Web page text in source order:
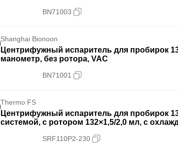
BN71003
Shanghai Bionoon
Центрифужный испаритель для пробирок
манометр, без ротора, VAC
BN71001
Thermo FS
Центрифужный испаритель для пробирок
системой, с ротором 132×1,5/2,0 мл, с
SRF110P2-230